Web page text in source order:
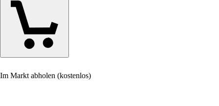
Im Markt abholen (kostenlos)